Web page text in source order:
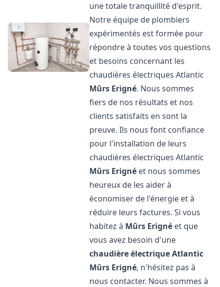
une totale tranquillité d'esprit.
Notre équipe de plombiers
expérimentés est formée pour
répondre à toutes vos questions
et besoins concernant les
chaudières électriques Atlantic
Mûrs Erigné. Nous sommes
fiers de nos résultats et nos
clients satisfaits en sont la
preuve. Ils nous font confiance
pour l'installation de leurs
chaudières électriques Atlantic
Mûrs Erigné et nous sommes
heureux de les aider à
économiser de l'énergie et à
réduire leurs factures. Si vous
habitez à Mûrs Erigné et que
vous avez besoin d'une
chaudière électrique Atlantic
Mûrs Erigné, n'hésitez pas à
nous contacter. Nous sommes à